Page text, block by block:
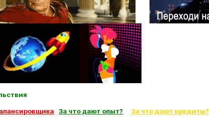
За что дают опыт? За что дают кредиты?